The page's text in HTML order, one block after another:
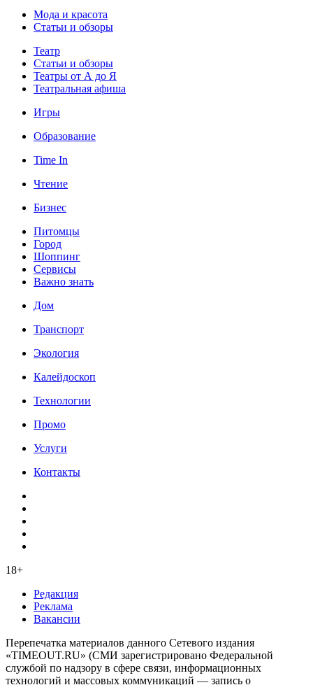
Мода и красота
Статьи и обзоры
Театр
Статьи и обзоры
Театры от А до Я
Театральная афиша
Игры
Образование
Time In
Чтение
Бизнес
Питомцы
Город
Шоппинг
Сервисы
Важно знать
Дом
Транспорт
Экология
Калейдоскоп
Технологии
Промо
Услуги
Контакты
18+
Редакция
Реклама
Вакансии
Перепечатка материалов данного Сетевого издания
«TIMEOUT.RU» (СМИ зарегистрировано Федеральной
службой по надзору в сфере связи, информационных
технологий и массовых коммуникаций — запись о